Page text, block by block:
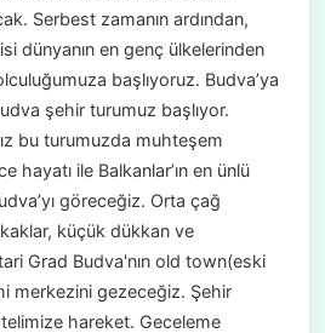
Serbest zamanın ardından,
dünyanın en genç ülkelerinden
başlıyoruz. Budva’ya
şehir turumuz başlıyor.
bu turumuzda muhteşem
hayatı ile Balkanlar’ın en ünlü
göreceğiz. Orta çağ
küçük dükkan ve
Grad Budva'nın old town(eski
merkezini gezeceğiz. Şehir
hareket. Geceleme